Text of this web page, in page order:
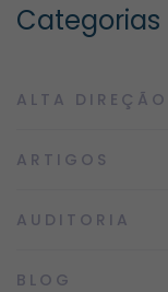
Categorias
ALTA DIREÇÃO
ARTIGOS
AUDITORIA
BLOG